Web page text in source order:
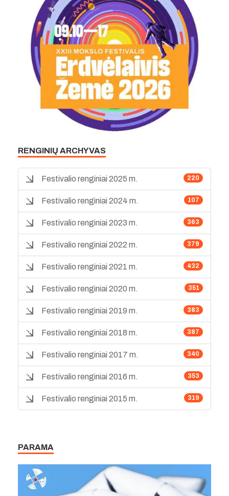
RENGINIŲ ARCHYVAS
220
Festivalio renginiai 2025 m.
107
Festivalio renginiai 2024 m.
363
Festivalio renginiai 2023 m.
379
Festivalio renginiai 2022 m.
432
Festivalio renginiai 2021 m.
351
Festivalio renginiai 2020 m.
383
Festivalio renginiai 2019 m.
387
Festivalio renginiai 2018 m.
340
Festivalio renginiai 2017 m.
353
Festivalio renginiai 2016 m.
319
Festivalio renginiai 2015 m.
PARAMA